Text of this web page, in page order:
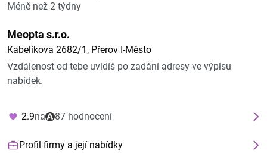
Méně než 2 týdny
Meopta s.r.o.
Kabelíkova 2682/1, Přerov I-Město
Vzdálenost od tebe uvidíš po zadání adresy ve výpisu
nabídek.
2.9na 87 hodnocení
Profil firmy a její nabídky